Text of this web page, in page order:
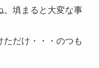
。填まると大変な事
だけ・・・のつも